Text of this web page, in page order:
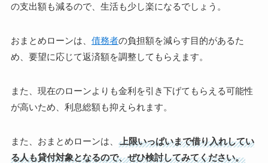
の支出額も減るので、生活も少し楽になるでしょう。
おまとめローンは、 債務者の負担額を減らす目的があるた
め、要望に応じて返済額を調整してもらえます。
また、現在のローンよりも金利を引き下げてもらえる可能性
が高いため、利息総額も抑えられます。
また、おまとめローンは、
上限いっぱいまで借り入れしてい
る人も貸付対象となるので、ぜひ検討してみてください。